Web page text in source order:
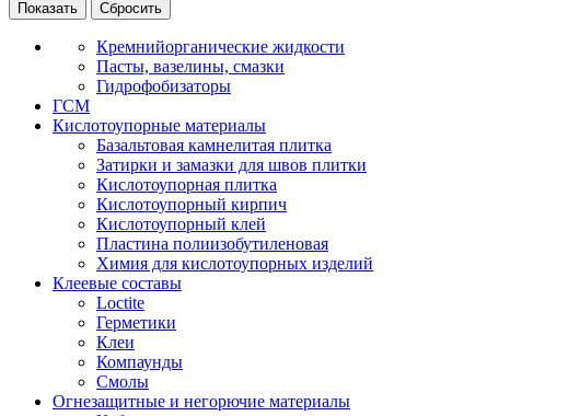
Кремнийорганические жидкости
Пасты, вазелины, смазки
Гидрофобизаторы
ГСМ
Кислотоупорные материалы
Базальтовая камнелитая плитка
Затирки и замазки для швов плитки
Кислотоупорная плитка
Кислотоупорный кирпич
Кислотоупорный клей
Пластина полиизобутиленовая
Химия для кислотоупорных изделий
Клеевые составы
Loctite
Герметики
Клеи
Компаунды
Смолы
Огнезащитные и негорючие материалы